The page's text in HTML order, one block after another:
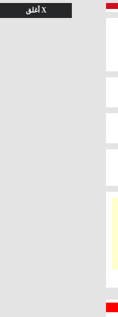
X أغلق